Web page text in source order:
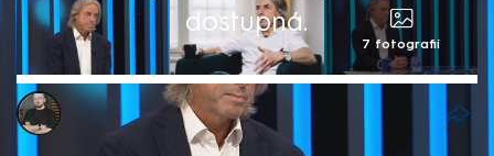
dostupná.
7 fotografií
Marek Pausz
16. čvn 2025, 16:23